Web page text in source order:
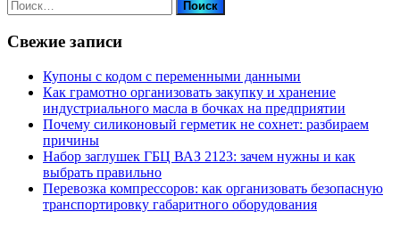
Найти:
Свежие записи
Купоны c кодом с переменными данными
Как грамотно организовать закупку и хранение
индустриального масла в бочках на предприятии
Почему силиконовый герметик не сохнет: разбираем
причины
Набор заглушек ГБЦ ВАЗ 2123: зачем нужны и как
выбрать правильно
Перевозка компрессоров: как организовать безопасную
транспортировку габаритного оборудования